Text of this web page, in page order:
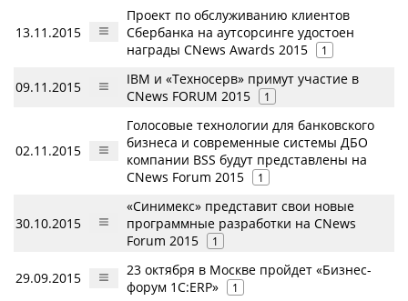
13.11.2015
Проект по обслуживанию клиентов
Сбербанка на аутсорсинге удостоен
награды CNews Awards 2015
1
09.11.2015
IBM и «Техносерв» примут участие в
CNews FORUM 2015
1
02.11.2015
Голосовые технологии для банковского
бизнеса и современные системы ДБО
компании BSS будут представлены на
CNews Forum 2015
1
30.10.2015
«Синимекс» представит свои новые
программные разработки на CNews
Forum 2015
1
29.09.2015
23 октября в Москве пройдет «Бизнес-
форум 1С:ERP»
1